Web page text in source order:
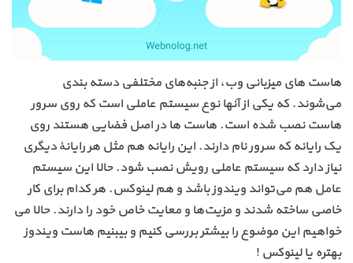
هاست های میزبانی وب، از جنبه‌های مختلفی دسته بندی
می‌شوند. که یکی از آنها نوع سیستم عاملی است که روی سرور
هاست نصب شده است. هاست ها در اصل فضایی هستند روی
یک رایانه که سرور نام دارند. این رایانه هم مثل هر رایانهٔ دیگری
نیاز دارد که سیستم عاملی رویش نصب شود. حالا این سیستم
عامل هم می‌تواند ویندوز باشد و هم لینوکس. هر کدام برای کار
خاصی ساخته شدند و مزیت‌ها و معایت خاص خود را دارند. حالا می
خواهیم این موضوع را بیشتر بررسی کنیم و بیبنیم هاست ویندوز
بهتره یا لینوکس !